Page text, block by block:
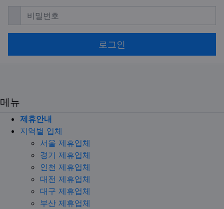
비밀번호필수
로그인
메뉴
제휴안내
지역별 업체
서울 제휴업체
경기 제휴업체
인천 제휴업체
대전 제휴업체
대구 제휴업체
부산 제휴업체